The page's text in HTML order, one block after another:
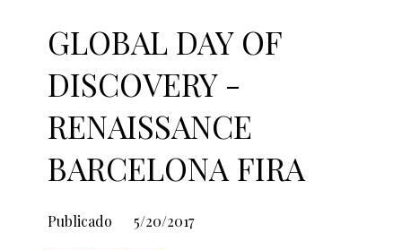
GLOBAL DAY OF
DISCOVERY -
RENAISSANCE
BARCELONA FIRA
Publicado 5/20/2017